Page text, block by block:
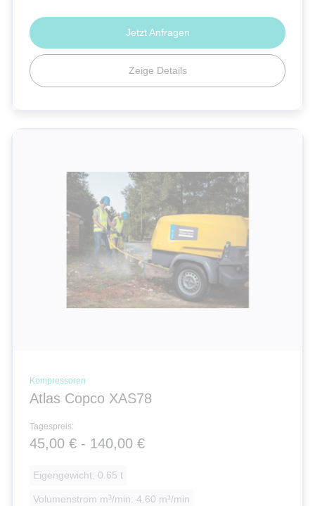
Zeige Details
Jetzt Anfragen
Kompressoren
Atlas Copco XAS78
Tagespreis:
45,00 € - 140,00 €
Eigengewicht: 0.65 t
Volumenstrom m³/min: 4.60 m³/min